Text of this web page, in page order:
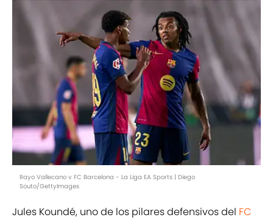
Rayo Vallecano v FC Barcelona - La Liga EA Sports | Diego
Souto/GettyImages
Jules Koundé, uno de los pilares defensivos del FC